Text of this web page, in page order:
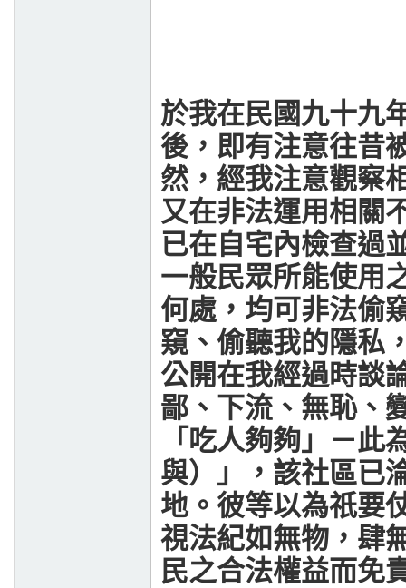
於我在民國九十九
後，即有注意往昔
然，經我注意觀察
又在非法運用相關
已在自宅內檢查過
一般民眾所能使用
何處，均可非法偷
窺、偷聽我的隱私
公開在我經過時談
鄙、下流、無恥、
「吃人夠夠」－
與）」，該社區已
地。彼等以為祇要
視法紀如無物，肆
民之合法權益而免